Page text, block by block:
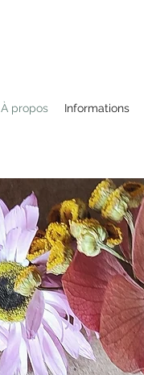
À propos Informations